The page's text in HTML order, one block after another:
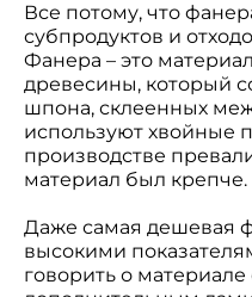
Все потому, что
субпродуктов и
Фанера – это
древесины, который
шпона, склеенных
используют хвойные
производстве
материал был крепче.
Даже самая дешевая
высокими
говорить о материале